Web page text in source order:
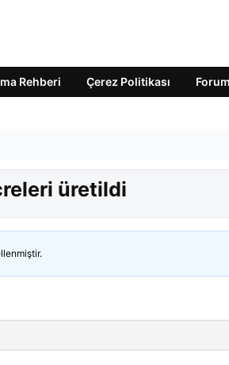
Rehberi Çerez Politikası Forum
üretildi